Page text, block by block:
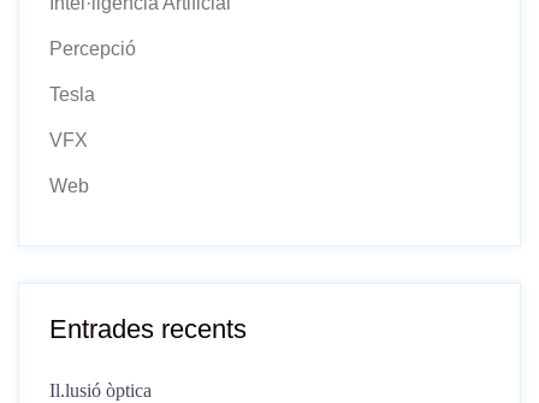
Percepció
Tesla
VFX
Web
Entrades recents
Il.lusió òptica